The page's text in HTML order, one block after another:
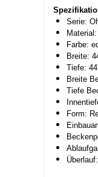
Serie:
Farbe:
Breite:
Tiefe: 44
Breite
Tiefe
Form: